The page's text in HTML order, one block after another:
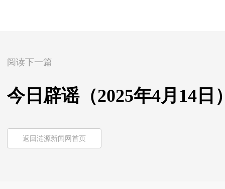
阅读下一篇
今日辟谣（2025年4月14日
返回涟源新闻网首页